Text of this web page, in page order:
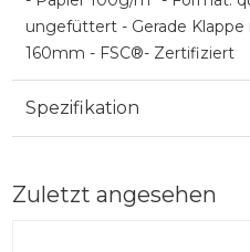
ungefüttert - Gerade
160mm - FSC®- Zertifiziert
Spezifikation
Zuletzt angesehen